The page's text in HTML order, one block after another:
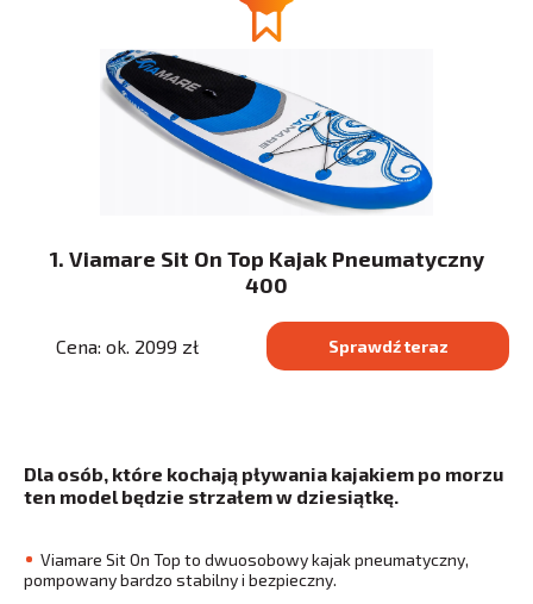
1. Viamare Sit On Top Kajak Pneumatyczny
400
Cena: ok. 2099 zł Sprawdź teraz
Dla osób, które kochają pływania kajakiem po morzu
ten model będzie strzałem w dziesiątkę.
Viamare Sit On Top to dwuosobowy kajak pneumatyczny,
pompowany bardzo stabilny i bezpieczny.